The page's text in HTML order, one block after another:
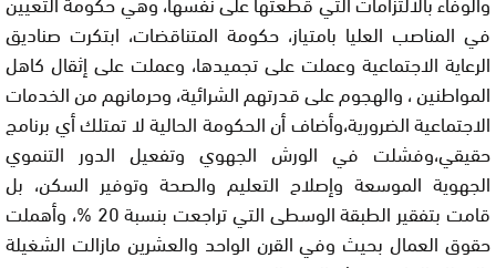
في المناصب العليا بامتياز، حكومة المتناقضات، ابتكرت صناديق
الرعاية الاجتماعية وعملت على تجميدها، وعملت على إثقال كاهل
المواطنين ، والهجوم على قدرتهم الشرائية، وحرمانهم من الخدمات
الاجتماعية الضرورية،وأضاف أن الحكومة الحالية لا تمتلك أي برنامج
حقيقي،وفشلت في الورش الجهوي وتفعيل الدور التنموي
الجهوية الموسعة وإصلاح التعليم والصحة وتوفير السكن، بل
قامت بتفقير الطبقة الوسطى التي تراجعت بنسبة 20 %، وأهملت
حقوق العمال بحيث وفي القرن الواحد والعشرين مازالت الشغيلة